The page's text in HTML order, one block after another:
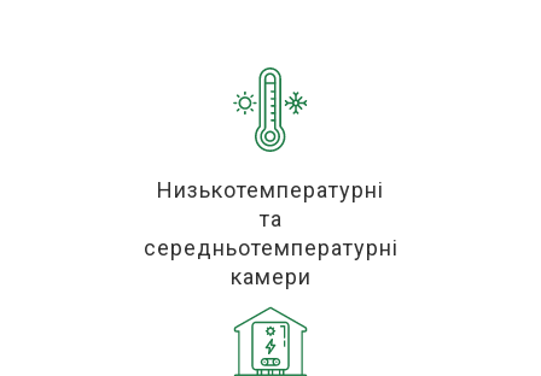
Низькотемпературні
та
середньотемпературні
камери